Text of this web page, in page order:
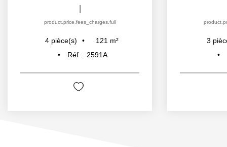
product.price.fees_charges.full
4 pièce(s) 121 m²
Réf :
2591A
3